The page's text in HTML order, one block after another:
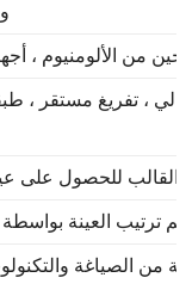
من الألومنيوم ،
، تفريغ مستقر ،
القالب للحصول على
ترتيب العينة
من الصياغة